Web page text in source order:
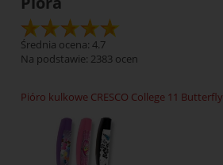
Średnia ocena: 4.7
Na podstawie: 2383 ocen
Pióro kulkowe CRESCO College 11 Butterfly